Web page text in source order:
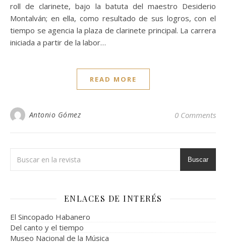
roll de clarinete, bajo la batuta del maestro Desiderio
Montalván; en ella, como resultado de sus logros, con el
tiempo se agencia la plaza de clarinete principal. La carrera
iniciada a partir de la labor…
READ MORE
Antonio Gómez 0 Comments
Buscar
ENLACES DE INTERÉS
El Sincopado Habanero
Del canto y el tiempo
Museo Nacional de la Música